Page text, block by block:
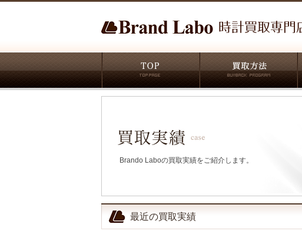
Brando Laboの買取実績をご紹介します。
最近の買取実績